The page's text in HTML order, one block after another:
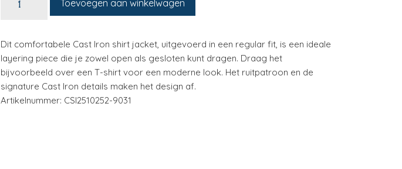
Toevoegen aan winkelwagen
Dit comfortabele Cast Iron shirt jacket, uitgevoerd in een regular fit, is een ideale
layering piece die je zowel open als gesloten kunt dragen. Draag het
bijvoorbeeld over een T-shirt voor een moderne look. Het ruitpatroon en de
signature Cast Iron details maken het design af.
Artikelnummer: CSI2510252-9031